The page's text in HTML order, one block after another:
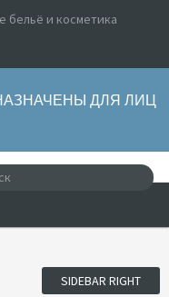
бельё и косметика
ДЛЯ ЛИЦ
SIDEBAR RIGHT